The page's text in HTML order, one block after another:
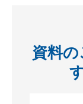
資料